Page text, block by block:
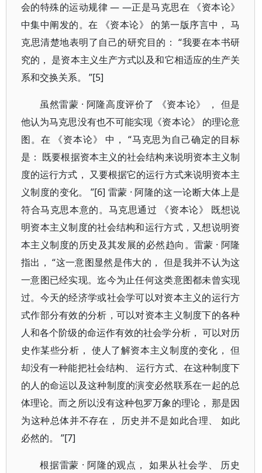
会的特殊的运动规律 — —正是马克思在 《资本论》
中集中阐发的。在 《资本论》 的第一版序言中， 马
克思清楚地表明了自己的研究目的： “我要在本书研
究的， 是资本主义生产方式以及和它相适应的生产关
系和交换关系。 ”[5]
虽然雷蒙 · 阿隆高度评价了 《资本论》 ， 但是
他认为马克思没有也不可能实现《资本论》 的理论意
图。在 《资本论》 中， “马克思为自己确定的目标
是： 既要根据资本主义的社会结构来说明资本主义制
度的运行方式， 又要根据它的运行方式来说明资本主
义制度的变化。 ”[6] 雷蒙 · 阿隆的这一论断大体上是
符合马克思本意的。马克思通过 《资本论》 既想说
明资本主义制度的社会结构和运行方式，又想说明资
本主义制度的历史及其发展的必然趋向。雷蒙 · 阿隆
指出， “这一意图显然是伟大的， 但是我并不认为这
一意图已经实现。迄今为止任何这类意图都未曾实现
过。今天的经济学或社会学可以对资本主义的运行方
式作部分有效的分析，可以对资本主义制度下的各种
人和各个阶级的命运作有效的社会学分析， 可以对历
史作某些分析， 使人了解资本主义制度的变化， 但
却没有一种能把社会结构、 运行方式、在这种制度下
的人的命运以及这种制度的演变必然联系在一起的总
体理论。而之所以没有这种包罗万象的理论， 那是因
为这种总体并不存在， 历史并不是如此合理、 如此
必然的。 ”[7]
根据雷蒙 · 阿隆的观点， 如果从社会学、 历史